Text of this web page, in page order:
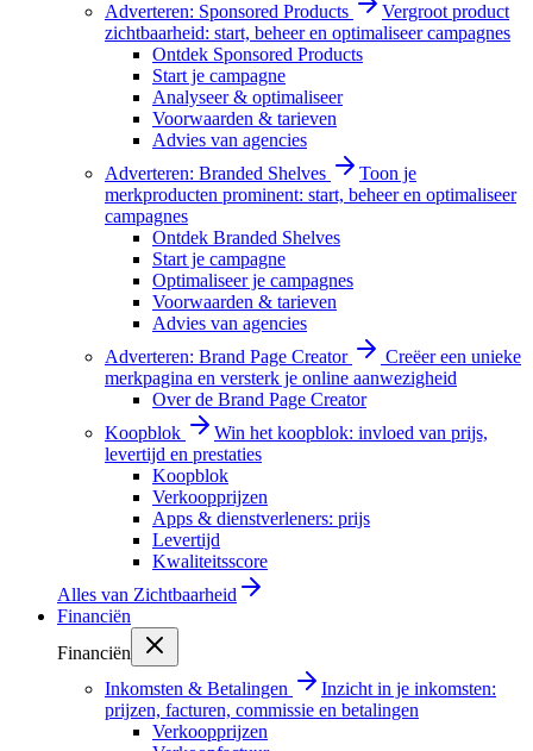
Adverteren: Sponsored Products
Vergroot product
zichtbaarheid: start, beheer en optimaliseer campagnes
Ontdek Sponsored Products
Start je campagne
Analyseer & optimaliseer
Voorwaarden & tarieven
Advies van agencies
Adverteren: Branded Shelves
Toon je
merkproducten prominent: start, beheer en optimaliseer
campagnes
Ontdek Branded Shelves
Start je campagne
Optimaliseer je campagnes
Voorwaarden & tarieven
Advies van agencies
Adverteren: Brand Page Creator
Creëer een unieke
merkpagina en versterk je online aanwezigheid
Over de Brand Page Creator
Koopblok
Win het koopblok: invloed van prijs,
levertijd en prestaties
Koopblok
Verkoopprijzen
Apps & dienstverleners: prijs
Levertijd
Kwaliteitsscore
Alles van Zichtbaarheid
Financiën
Financiën
Inkomsten & Betalingen
Inzicht in je inkomsten:
prijzen, facturen, commissie en betalingen
Verkoopprijzen